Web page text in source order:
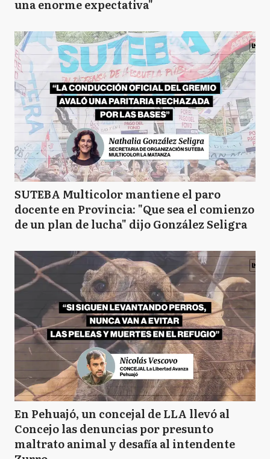
una enorme expectativa"
SUTEBA Multicolor mantiene el paro
docente en Provincia: "Que sea el comienzo
de un plan de lucha" dijo González Seligra
En Pehuajó, un concejal de LLA llevó al
Concejo las denuncias por presunto
maltrato animal y desafía al intendente